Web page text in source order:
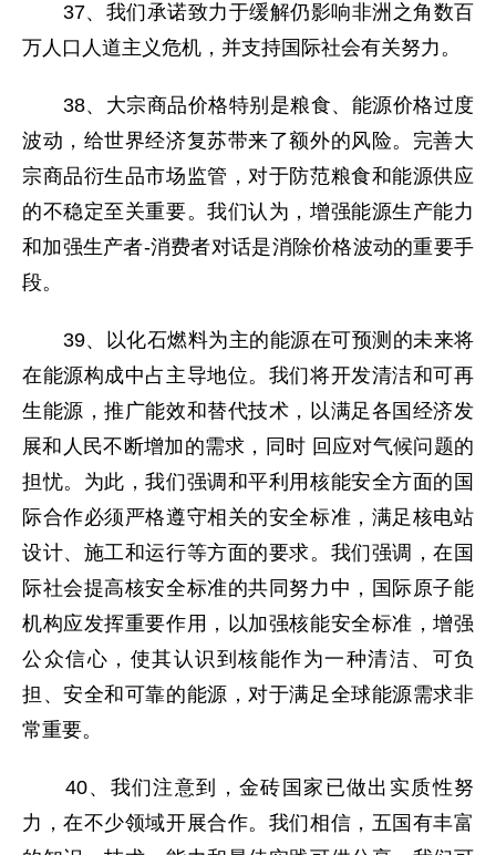
37、我们承诺致力于缓解仍影响非洲之角数百
万人口人道主义危机，并支持国际社会有关努力。
38、大宗商品价格特别是粮食、能源价格过度
波动，给世界经济复苏带来了额外的风险。完善大
宗商品衍生品市场监管，对于防范粮食和能源供应
的不稳定至关重要。我们认为，增强能源生产能力
和加强生产者-消费者对话是消除价格波动的重要手
段。
39、以化石燃料为主的能源在可预测的未来将
在能源构成中占主导地位。我们将开发清洁和可再
生能源，推广能效和替代技术，以满足各国经济发
展和人民不断增加的需求，同时 回应对气候问题的
担忧。为此，我们强调和平利用核能安全方面的国
际合作必须严格遵守相关的安全标准，满足核电站
设计、施工和运行等方面的要求。我们强调，在国
际社会提高核安全标准的共同努力中，国际原子能
机构应发挥重要作用，以加强核能安全标准，增强
公众信心，使其认识到核能作为一种清洁、可负
担、安全和可靠的能源，对于满足全球能源需求非
常重要。
40、我们注意到，金砖国家已做出实质性努
力，在不少领域开展合作。我们相信，五国有丰富